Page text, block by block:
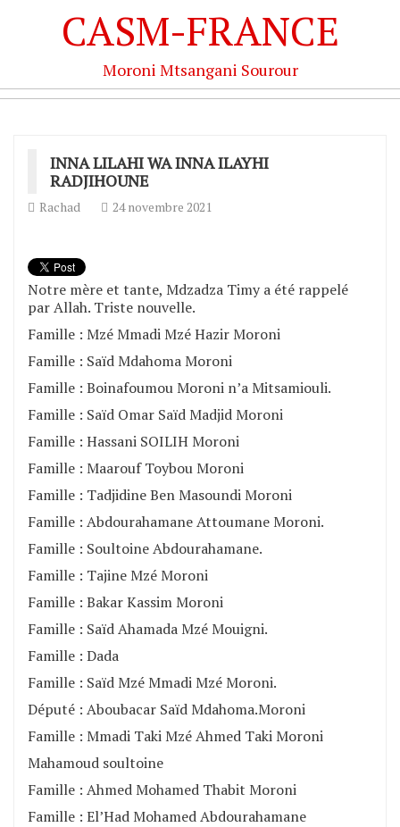
CASM-FRANCE
Moroni Mtsangani Sourour
INNA LILAHI WA INNA ILAYHI
RADJIHOUNE
Rachad 24 novembre 2021
Notre mère et tante, Mdzadza Timy a été rappelé
par Allah. Triste nouvelle.
Famille : Mzé Mmadi Mzé Hazir Moroni
Famille : Saïd Mdahoma Moroni
Famille : Boinafoumou Moroni n’a Mitsamiouli.
Famille : Saïd Omar Saïd Madjid Moroni
Famille : Hassani SOILIH Moroni
Famille : Maarouf Toybou Moroni
Famille : Tadjidine Ben Masoundi Moroni
Famille : Abdourahamane Attoumane Moroni.
Famille : Soultoine Abdourahamane.
Famille : Tajine Mzé Moroni
Famille : Bakar Kassim Moroni
Famille : Saïd Ahamada Mzé Mouigni.
Famille : Dada
Famille : Saïd Mzé Mmadi Mzé Moroni.
Député : Aboubacar Saïd Mdahoma.Moroni
Famille : Mmadi Taki Mzé Ahmed Taki Moroni
Mahamoud soultoine
Famille : Ahmed Mohamed Thabit Moroni
Famille : El’Had Mohamed Abdourahamane